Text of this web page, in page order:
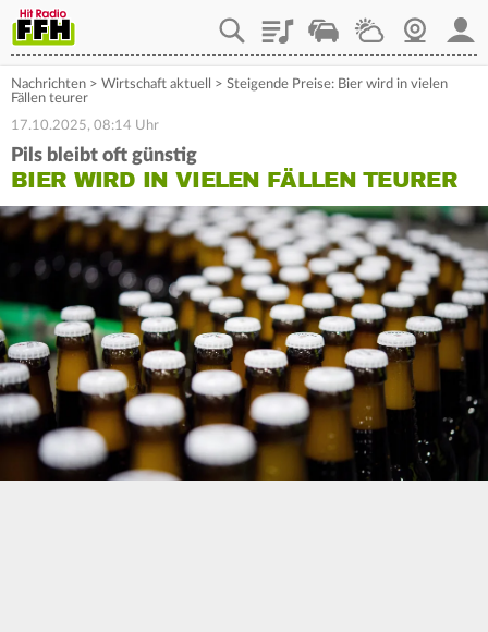
PlaylistStaupilotWetterWebcam
Nachrichten > Wirtschaft aktuell > Steigende Preise: Bier wird in vielen
Fällen teurer
17.10.2025, 08:14 Uhr
Pils bleibt oft günstig
BIER WIRD IN VIELEN FÄLLEN TEURER